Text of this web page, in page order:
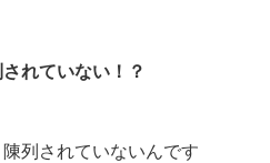
れていない！？
列されていないんです